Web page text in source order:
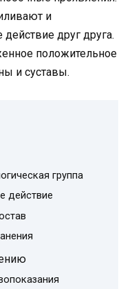
и
друг друга.
положительное
и суставы.
группа
действие